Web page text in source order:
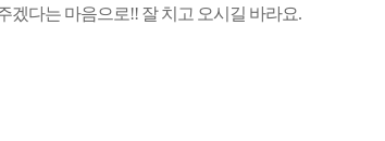
겠다는 마음으로!! 잘 치고 오시길 바라요.